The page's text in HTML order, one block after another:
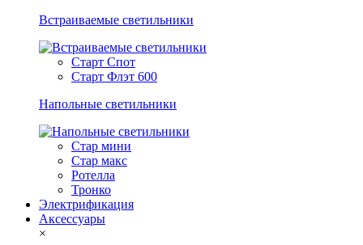
Встраиваемые светильники
Старт Спот
Старт Флэт 600
Напольные светильники
Стар мини
Стар макс
Ротелла
Тронко
Электрификация
Аксессуары
×